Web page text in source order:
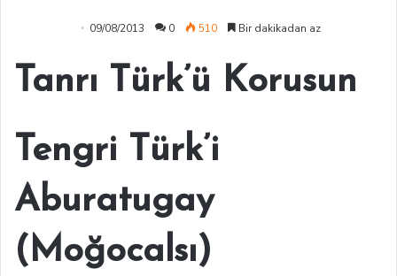
09/08/2013 0 510 Bir dakikadan az
Tanrı Türk’ü Korusun
Tengri Türk’i
Aburatugay
(Moğocalsı)